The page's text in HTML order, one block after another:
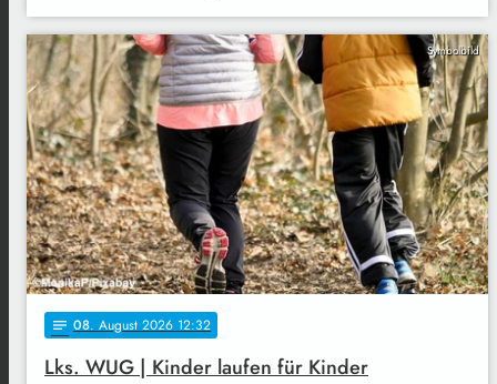
Symbolbild
notes 08. August 2026 12:32
Lks. WUG | Kinder laufen für Kinder